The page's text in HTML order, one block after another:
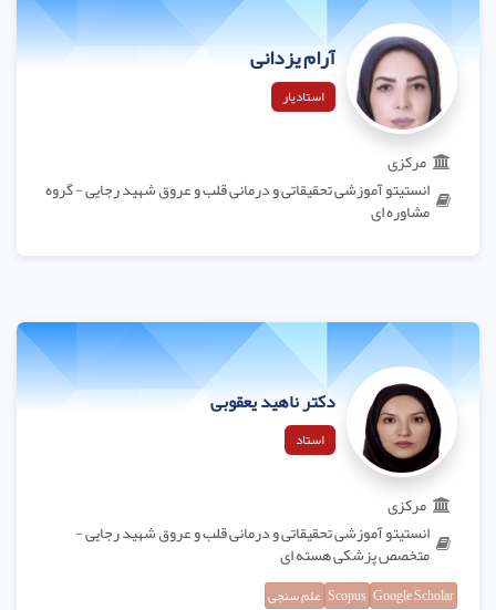
آرام یزدانی
استادیار
مرکزی
انستیتو آموزشی تحقیقاتی و درمانی قلب و عروق شهید رجایی - گروه
مشاوره ای
دکتر ناهید یعقوبی
استاد
مرکزی
انستیتو آموزشی تحقیقاتی و درمانی قلب و عروق شهید رجایی -
متخصص پزشکی هسته ای
Google Scholar
Scopus علم سنجی